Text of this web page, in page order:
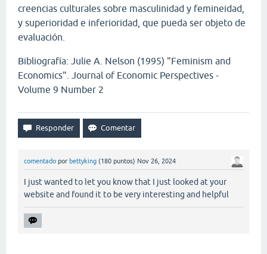
creencias culturales sobre masculinidad y femineidad,
y superioridad e inferioridad, que pueda ser objeto de
evaluación.
Bibliografía: Julie A. Nelson (1995) "Feminism and
Economics". Journal of Economic Perspectives -
Volume 9 Number 2
comentado por bettyking (180 puntos) Nov 26, 2024
I just wanted to let you know that I just looked at your
website and found it to be very interesting and helpful